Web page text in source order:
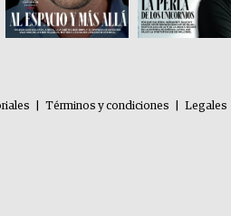
Términos y condiciones Legales